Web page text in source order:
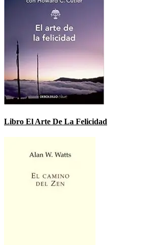
Libro El Arte De La Felicidad